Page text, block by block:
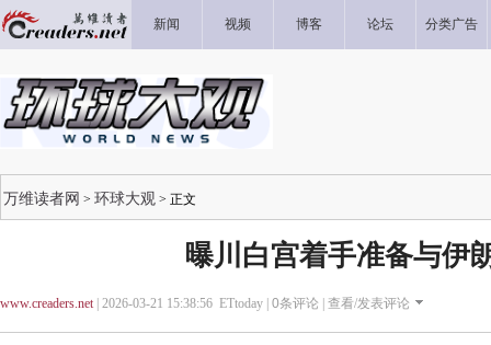
新闻 视频 博客 论坛 分类广告
万维读者网 > 环球大观 > 正文
曝川白宫着手准备与伊
www.creaders.net| 2026-03-21 15:38:56 ETtoday | 0条评论 | 查看/发表评论